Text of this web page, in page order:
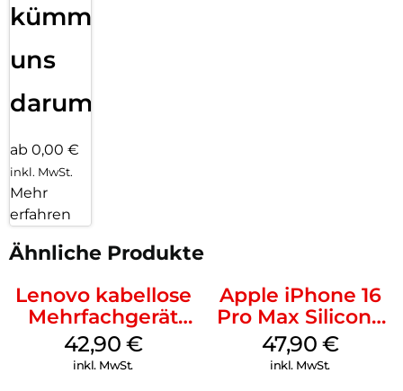
kümmern
uns
darum!
ab 0,00 €
inkl. MwSt.
Mehr
erfahren
Ähnliche Produkte
Lenovo kabellose
Mehrfachgerät
Luna Grey
42,90 €
inkl. MwSt.
Apple iPhone 16
Pro Max Silicone
Case MagSafe
Black
47,90 €
inkl. MwSt.